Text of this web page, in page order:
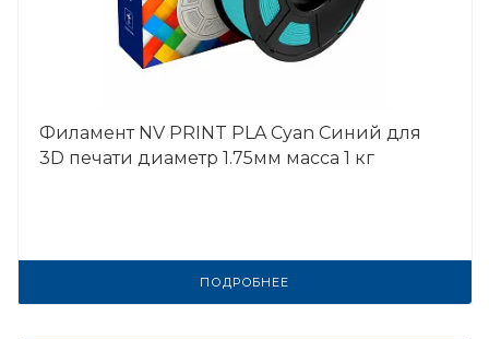
Филамент NV PRINT PLA Cyan Синий для
3D печати диаметр 1.75мм масса 1 кг
ПОДРОБНЕЕ